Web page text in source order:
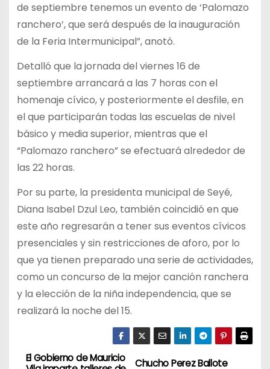
de septiembre tenemos un evento de ‘Palomazo
ranchero’, que será después de la inauguración
de la Feria Intermunicipal”, anotó.
Detalló que la jornada del viernes 16 de
septiembre arrancará a las 7 horas con el
homenaje cívico, y posteriormente el desfile, en
el que participarán todas las escuelas de nivel
básico y media superior, mientras que el
“Palomazo ranchero” se efectuará alrededor de
las 22 horas.
Por su parte, la presidenta municipal de Seyé,
Diana Isabel Dzul Leo, también coincidió en que
este año regresarán a tener sus eventos cívicos
presenciales y sin restricciones de aforo, por lo
que ya tienen preparado una serie de actividades,
como un concurso de la mejor canción ranchera
y la elección de la niña independencia, que se
realizará la noche del 15.
Chucho Perez Ballote
El Gobierno de Mauricio